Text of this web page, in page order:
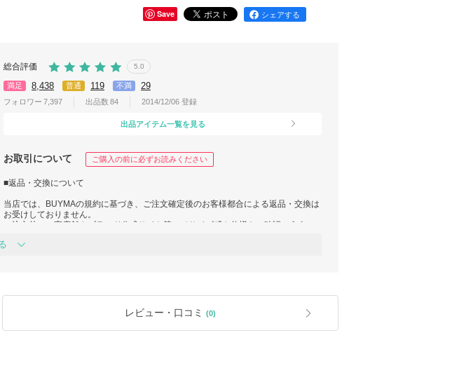
Save シェアする
総合評価 5.0
満足 8,438 普通 119 不満 29
フォロワー 7,397 出品数 84 2014/12/06 登録
出品アイテム一覧を見る
お取引について ご購入の前に必ずお読みください
■返品・交換について
当店では、BUYMAの規約に基づき、ご注文確定後のお客様都合による返品・交換は
お受けしておりません。
ご注文前に、実店舗やブランド公式サイト等にてサイズ感や仕様をご確認のうえ、
商品に不備や問題がございましたら、必ずお取引完了前にご連絡くださいますよう
お取引完了後のご対応はいたしかねますので、あらかじめご了承ください。
レビュー・口コミ (0)